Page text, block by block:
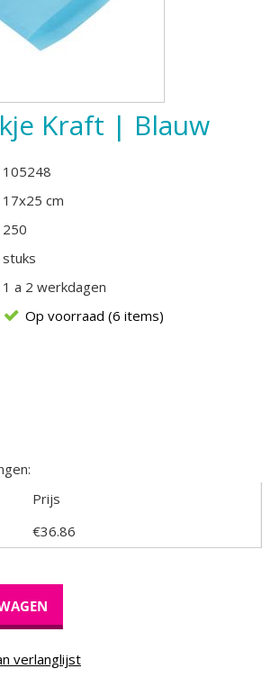
Kraft | Blauw
105248
17x25 cm
250
stuks
1 a 2 werkdagen
Op voorraad (6 items)
Prijs
€36.86
verlanglijst